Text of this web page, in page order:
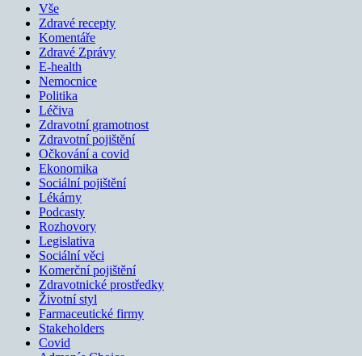
Vše
Zdravé recepty
Komentáře
Zdravé Zprávy
E-health
Nemocnice
Politika
Léčiva
Zdravotní gramotnost
Zdravotní pojištění
Očkování a covid
Ekonomika
Sociální pojištění
Lékárny
Podcasty
Rozhovory
Legislativa
Sociální věci
Komerční pojištění
Zdravotnické prostředky
Životní styl
Farmaceutické firmy
Stakeholders
Covid